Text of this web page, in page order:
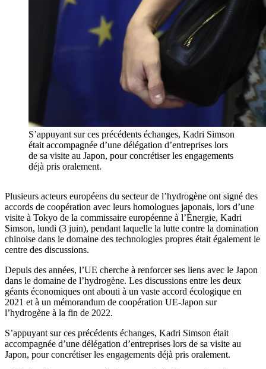
S’appuyant sur ces précédents échanges, Kadri Simson
était accompagnée d’une délégation d’entreprises lors
de sa visite au Japon, pour concrétiser les engagements
déjà pris oralement.
Plusieurs acteurs européens du secteur de l’hydrogène ont signé des
accords de coopération avec leurs homologues japonais, lors d’une
visite à Tokyo de la commissaire européenne à l’Énergie, Kadri
Simson, lundi (3 juin), pendant laquelle la lutte contre la domination
chinoise dans le domaine des technologies propres était également le
centre des discussions.
Depuis des années, l’UE cherche à renforcer ses liens avec le Japon
dans le domaine de l’hydrogène. Les discussions entre les deux
géants économiques ont abouti à un vaste accord écologique en
2021 et à un mémorandum de coopération UE-Japon sur
l’hydrogène à la fin de 2022.
S’appuyant sur ces précédents échanges, Kadri Simson était
accompagnée d’une délégation d’entreprises lors de sa visite au
Japon, pour concrétiser les engagements déjà pris oralement.